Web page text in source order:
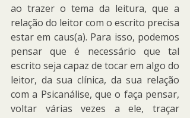
ao trazer o tema da leitura, que a
relação do leitor com o escrito precisa
estar em caus(a). Para isso, podemos
pensar que é necessário que tal
escrito seja capaz de tocar em algo do
leitor, da sua clínica, da sua relação
com a Psicanálise, que o faça pensar,
voltar várias vezes a ele, traçar